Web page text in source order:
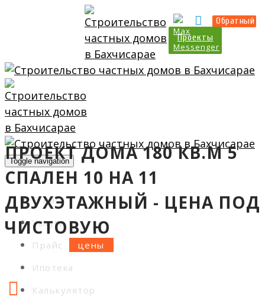
Проекты
Обратный
Toggle navigation
О нас
Услуги
Прайс
Ипотека
Калькулятор
ПРОЕКТ ДОМА 180 КВ.М 5
СПАЛЕН 10 НА 11
ДВУХЭТАЖНЫЙ - ЦЕНА ПОД
ЧИСТОВУЮ